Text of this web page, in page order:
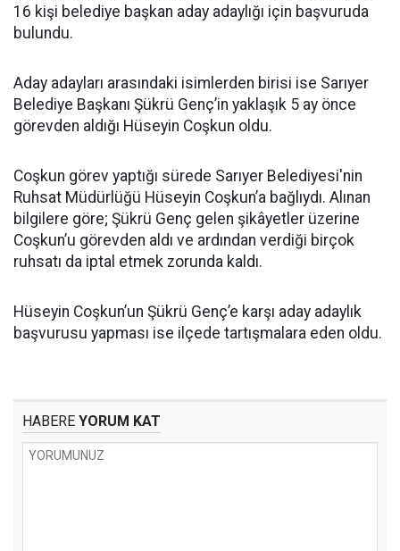
16 kişi belediye başkan aday adaylığı için başvuruda
bulundu.
Aday adayları arasındaki isimlerden birisi ise Sarıyer
Belediye Başkanı Şükrü Genç’in yaklaşık 5 ay önce
görevden aldığı Hüseyin Coşkun oldu.
Coşkun görev yaptığı sürede Sarıyer Belediyesi'nin
Ruhsat Müdürlüğü Hüseyin Coşkun’a bağlıydı. Alınan
bilgilere göre; Şükrü Genç gelen şikâyetler üzerine
Coşkun’u görevden aldı ve ardından verdiği birçok
ruhsatı da iptal etmek zorunda kaldı.
Hüseyin Coşkun’un Şükrü Genç’e karşı aday adaylık
başvurusu yapması ise ilçede tartışmalara eden oldu.
HABERE YORUM KAT